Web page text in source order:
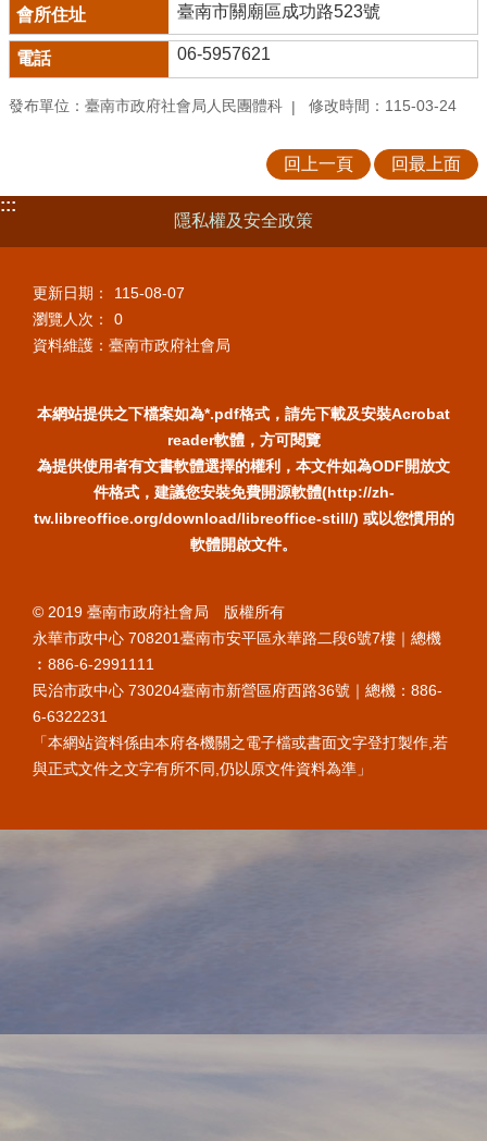
臺南市關廟區成功路523號
06-5957621
發布單位：臺南市政府社會局人民團體科 修改時間：115-03-24
回上一頁 回最上面
:::
隱私權及安全政策
更新日期：
115-08-07
瀏覽人次：
0
資料維護：臺南市政府社會局
本網站提供之下檔案如為*.pdf格式，請先下載及安裝Acrobat
reader軟體，方可閱覽
為提供使用者有文書軟體選擇的權利，本文件如為ODF開放文
件格式，建議您安裝免費開源軟體(http://zh-
tw.libreoffice.org/download/libreoffice-still/) 或以您慣用的
軟體開啟文件。
© 2019 臺南市政府社會局 版權所有
永華市政中心 708201臺南市安平區永華路二段6號7樓｜總機
︰886-6-2991111
民治市政中心 730204臺南市新營區府西路36號｜總機：886-
6-6322231
「本網站資料係由本府各機關之電子檔或書面文字登打製作,若
與正式文件之文字有所不同,仍以原文件資料為準」